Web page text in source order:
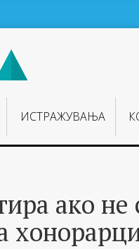
ИСТРАЖУВАЊA
ако не